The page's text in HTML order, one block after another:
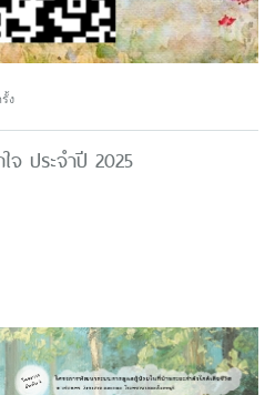
ง
จ ประจำปี 2025